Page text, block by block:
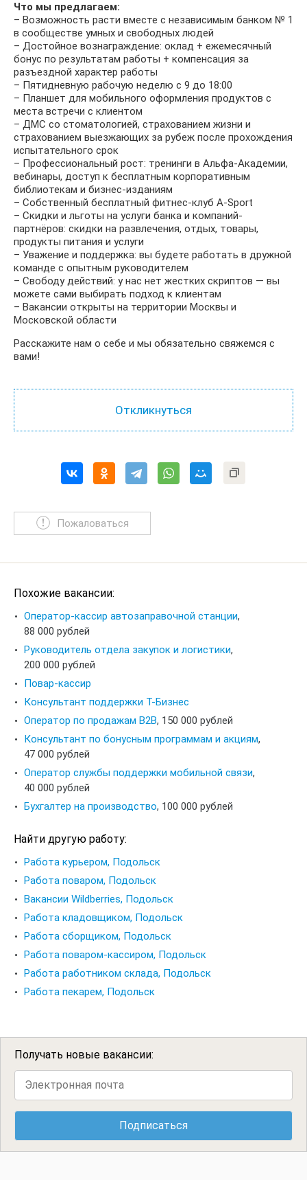
Что мы предлагаем:
– Возможность расти вместе с независимым банком № 1
в сообществе умных и свободных людей
– Достойное вознаграждение: оклад + ежемесячный
бонус по результатам работы + компенсация за
разъездной характер работы
– Пятидневную рабочую неделю с 9 до 18:00
– Планшет для мобильного оформления продуктов с
места встречи с клиентом
– ДМС со стоматологией, страхованием жизни и
страхованием выезжающих за рубеж после прохождения
испытательного срок
– Профессиональный рост: тренинги в Альфа-Академии,
вебинары, доступ к бесплатным корпоративным
библиотекам и бизнес-изданиям
– Собственный бесплатный фитнес-клуб A-Sport
– Скидки и льготы на услуги банка и компаний-
партнёров: скидки на развлечения, отдых, товары,
продукты питания и услуги
– Уважение и поддержка: вы будете работать в дружной
команде с опытным руководителем
– Свободу действий: у нас нет жестких скриптов — вы
можете сами выбирать подход к клиентам
– Вакансии открыты на территории Москвы и
Московской области
Расскажите нам о себе и мы обязательно свяжемся с
вами!
Пожаловаться
Похожие вакансии:
Оператор-кассир автозаправочной станции,
88 000 рублей
Руководитель отдела закупок и логистики,
200 000 рублей
Повар-кассир
Консультант поддержки Т-Бизнес
Оператор по продажам B2B, 150 000 рублей
Консультант по бонусным программам и акциям,
47 000 рублей
Оператор службы поддержки мобильной связи,
40 000 рублей
Бухгалтер на производство, 100 000 рублей
Найти другую работу:
Работа курьером, Подольск
Работа поваром, Подольск
Вакансии Wildberries, Подольск
Работа кладовщиком, Подольск
Работа сборщиком, Подольск
Работа поваром-кассиром, Подольск
Работа работником склада, Подольск
Работа пекарем, Подольск
Получать новые вакансии: